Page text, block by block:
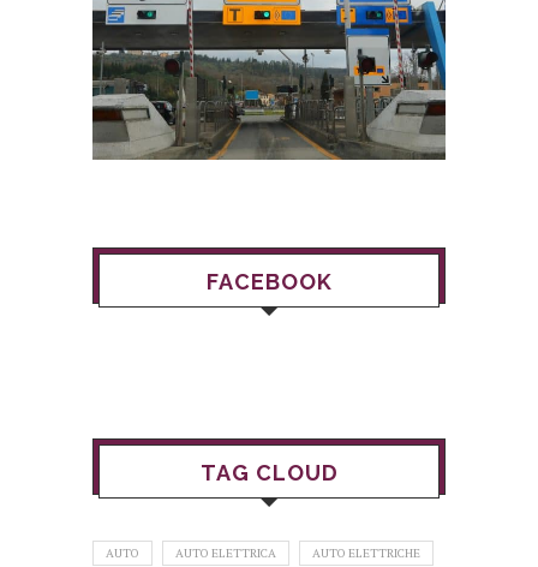
FACEBOOK
TAG CLOUD
AUTO AUTO ELETTRICA AUTO ELETTRICHE